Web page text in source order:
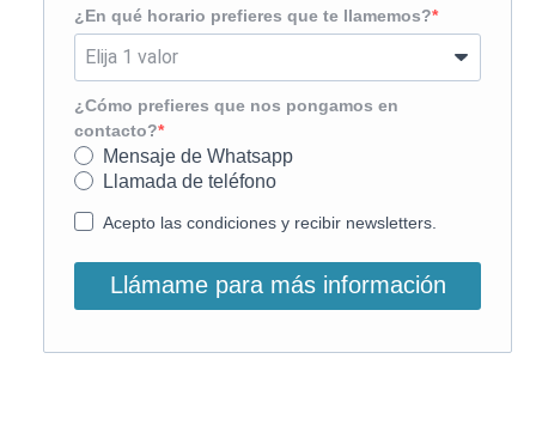
¿En qué horario prefieres que te llamemos?
¿Cómo prefieres que nos pongamos en
contacto?
Mensaje de Whatsapp
Llamada de teléfono
Acepto las condiciones y recibir newsletters.
Llámame para más información